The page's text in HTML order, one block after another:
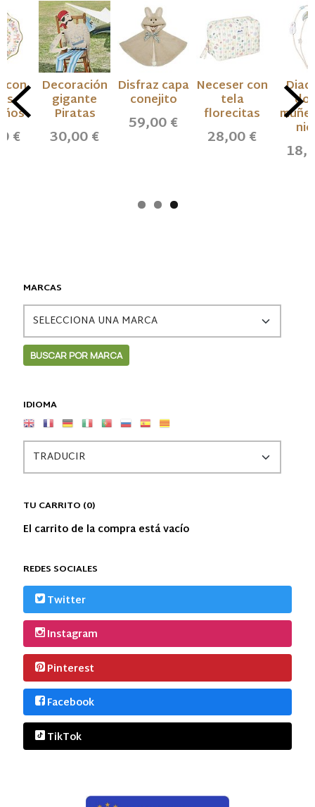
MARCAS
IDIOMA
TU CARRITO (0)
El carrito de la compra está vacío
REDES SOCIALES
Twitter
Instagram
Pinterest
Facebook
TikTok
con
€
Decoración
gigante
Piratas
30,00 €
Disfraz capa
conejito
59,00 €
Neceser con
tela
florecitas
28,00 €